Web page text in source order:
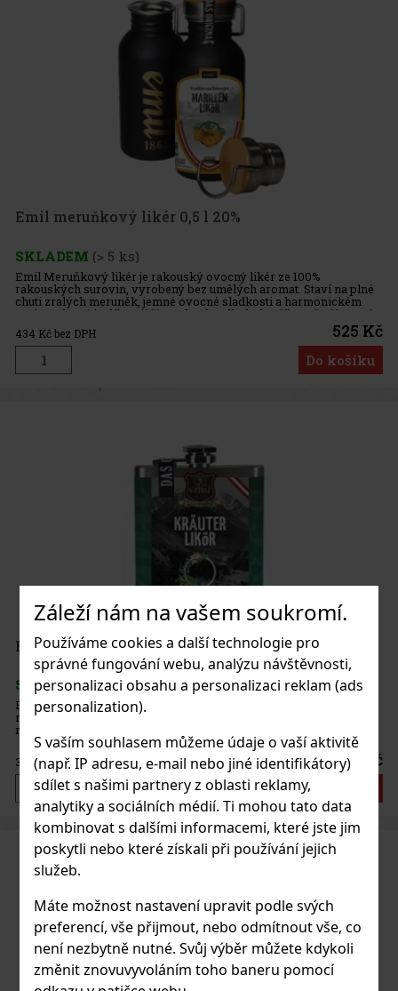
Záleží nám na vašem soukromí.
Používáme cookies a další technologie pro
správné fungování webu, analýzu návštěvnosti,
personalizaci obsahu a personalizaci reklam (ads
personalization).
S vaším souhlasem můžeme údaje o vaší aktivitě
(např. IP adresu, e-mail nebo jiné identifikátory)
sdílet s našimi partnery z oblasti reklamy,
analytiky a sociálních médií. Ti mohou tato data
kombinovat s dalšími informacemi, které jste jim
poskytli nebo které získali při používání jejich
služeb.
Máte možnost nastavení upravit podle svých
preferencí, vše přijmout, nebo odmítnout vše, co
není nezbytně nutné. Svůj výběr můžete kdykoli
změnit znovuvyvoláním toho baneru pomocí
Emil meruňkový likér 0,5 l 20%
SKLADEM (> 5 ks)
Emil Meruňkový likér je rakouský ovocný likér ze 100%
rakouských surovin, vyrobený bez umělých aromat. Staví na plné
chuti zralých meruněk, jemné ovocné sladkosti a harmonickém
projevu, který je díky nižšímu obsahu alkoholu příjemně přístupný a
dobře
434 Kč bez DPH 525 Kč
Do košíku
Emil Bylinný likér 0,2 l 20%
SKLADEM(4 ks)
Emil Bylinný likér je rakouský bylinný likér vyráběný ze 100%
rakouských surovin a bez umělých aromat. Staví na tradiční
rodinné receptuře, která propojuje alpské byliny, kořeny a koření s
poctivým zpracováním. Výsledkem je vyvážený bylinný likér s m
351Kč bez DPH 425 Kč
Do košíku